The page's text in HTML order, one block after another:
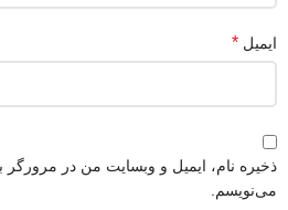
ایمیل *
ذخیره نام، ایمیل و وبسایت من در مرورگر
می‌نویسم.